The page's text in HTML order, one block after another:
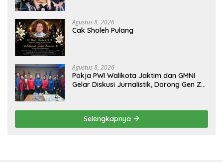
Agustus 8, 2026
Cak Sholeh Pulang
Agustus 8, 2026
Pokja PWI Walikota Jaktim dan GMNI
Gelar Diskusi Jurnalistik, Dorong Gen Z
Selengkapnya